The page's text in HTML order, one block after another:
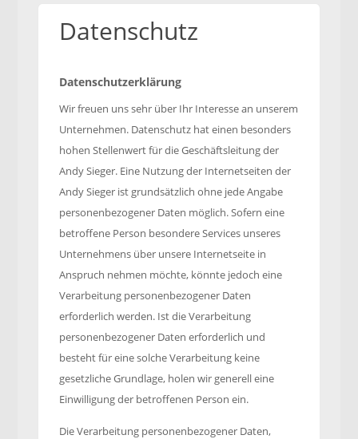
Datenschutz
Datenschutzerklärung
Wir freuen uns sehr über Ihr Interesse an unserem
Unternehmen. Datenschutz hat einen besonders
hohen Stellenwert für die Geschäftsleitung der
Andy Sieger. Eine Nutzung der Internetseiten der
Andy Sieger ist grundsätzlich ohne jede Angabe
personenbezogener Daten möglich. Sofern eine
betroffene Person besondere Services unseres
Unternehmens über unsere Internetseite in
Anspruch nehmen möchte, könnte jedoch eine
Verarbeitung personenbezogener Daten
erforderlich werden. Ist die Verarbeitung
personenbezogener Daten erforderlich und
besteht für eine solche Verarbeitung keine
gesetzliche Grundlage, holen wir generell eine
Einwilligung der betroffenen Person ein.
Die Verarbeitung personenbezogener Daten,